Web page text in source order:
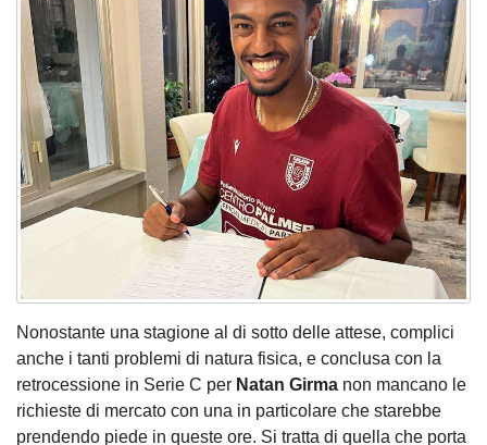
Nonostante una stagione al di sotto delle attese, complici
anche i tanti problemi di natura fisica, e conclusa con la
retrocessione in Serie C per Natan Girma non mancano le
richieste di mercato con una in particolare che starebbe
prendendo piede in queste ore. Si tratta di quella che porta